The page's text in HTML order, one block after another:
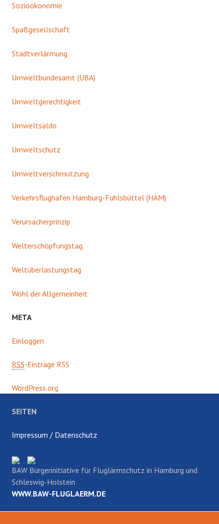
Sozioökonomie
Spaßgesellschaft
Stadtverlärmung
Umweltbundesamt (UBA)
Umweltgerechtigkeit
Umweltsaldo
Umweltschutz
Umweltverschmutzung
Verkehrsflughafen Hamburg-Fuhlsbüttel (HAM)
Verursacherprinzip
Welterschöpfungstag
Weltüberlastungstag
Wohl der Allgemeinheit
META
Einloggen
RSS-Einträge RSS
WordPress.org
SEITEN
Impressum / Datenschutz
BAW Bürgerinitiative für Fluglärmschutz in Hamburg und
Schleswig-Holstein
WWW.BAW-FLUGLAERM.DE